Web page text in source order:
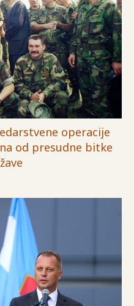
operacije
od presudne bitke